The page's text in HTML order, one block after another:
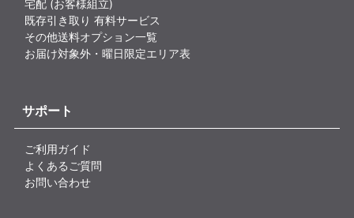
宅配 (お客様組立)
既存引き取り 有料サービス
その他送料オプション一覧
お届け対象外・曜日限定エリア表
サポート
ご利用ガイド
よくあるご質問
お問い合わせ